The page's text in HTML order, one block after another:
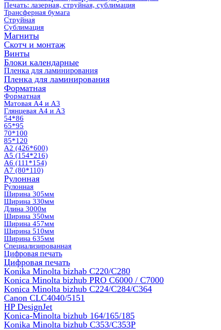
Печать: лазерная, струйная, сублимация
Трансферная бумага
Струйная
Сублимация
Магниты
Скотч и монтаж
Винты
Блоки календарные
Пленка для ламинирования
Пленка для ламинирования
Форматная
Форматная
Матовая А4 и А3
Глянцевая А4 и А3
54*86
65*95
70*100
85*120
А2 (426*600)
А5 (154*216)
А6 (111*154)
А7 (80*110)
Рулонная
Рулонная
Ширина 305мм
Ширина 330мм
Длина 3000м
Ширина 350мм
Ширина 457мм
Ширина 510мм
Ширина 635мм
Специализированная
Цифровая печать
Цифровая печать
Konika Minolta bizhab C220/C280
Konica Minolta bizhub PRO C6000 / C7000
Konica Minolta bizhub С224/С284/С364
Canon CLC4040/5151
HP DesignJet
Konica-Minolta bizhub 164/165/185
Konika Minolta bizhub C353/C353Р